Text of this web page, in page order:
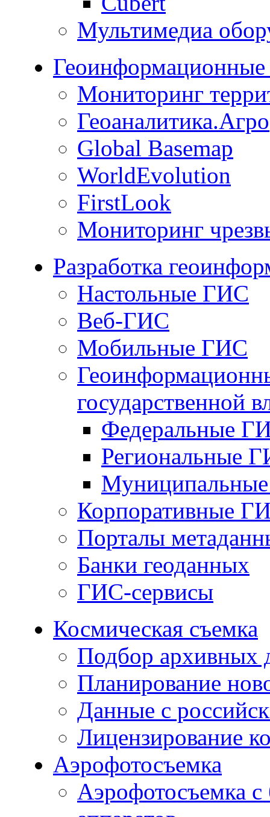
Мультимедиа
Геоинформационные
Мониторинг
Геоаналитика.Агро
Global Basemap
WorldEvolution
FirstLook
Мониторинг
Разработка
Настольные ГИС
Веб-ГИС
Мобильные ГИС
государственной
Федеральные
Региональные
Корпоративные
Порталы
Банки геоданных
ГИС-сервисы
Космическая съемка
Подбор архивных
Планирование
Данные с
Лицензирование
Аэрофотосъемка
Аэрофотосъемка с